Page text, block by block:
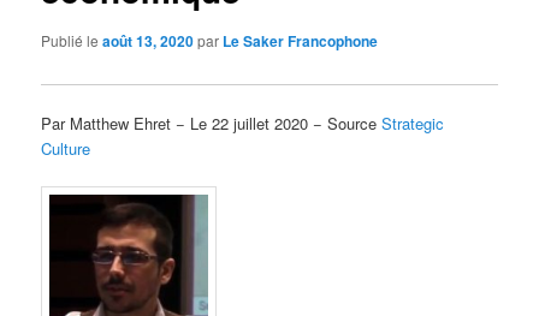
Publié leaoût 13, 2020par Le Saker Francophone
Par Matthew Ehret − Le 22 juillet 2020 − SourceStrategic
Culture